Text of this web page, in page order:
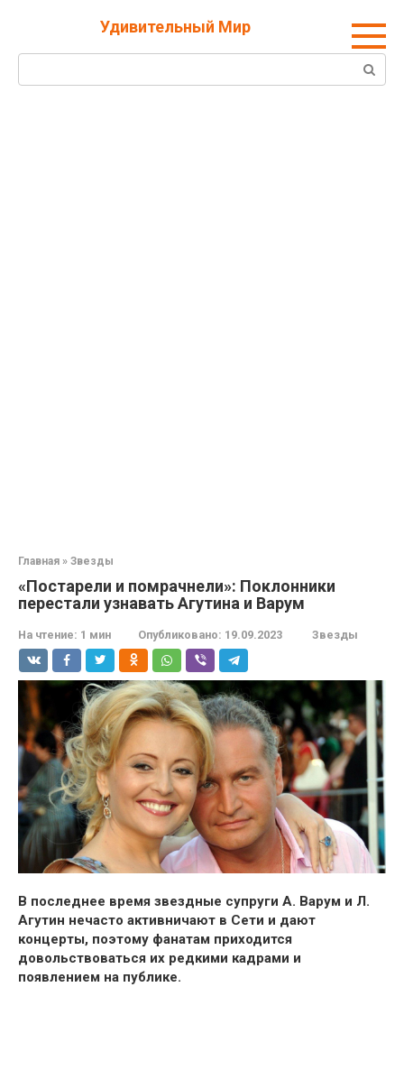
Удивительный Мир
Поиск:
Главная » Звезды
«Постарели и помрачнели»: Поклонники
перестали узнавать Агутина и Варум
На чтение: 1 мин Опубликовано: 19.09.2023 Звезды
В последнее время звездные супруги А. Варум и Л.
Агутин нечасто активничают в Сети и дают
концерты, поэтому фанатам приходится
довольствоваться их редкими кадрами и
появлением на публике.